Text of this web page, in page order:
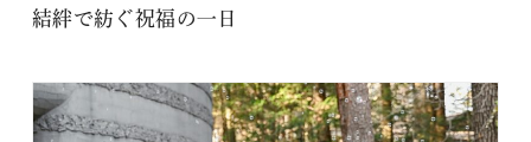
結絆で紡ぐ祝福の一日